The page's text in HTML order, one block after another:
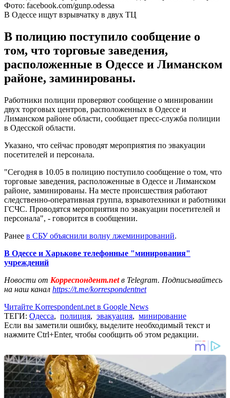
Фото: facebook.com/gunp.odessa
В Одессе ищут взрывчатку в двух ТЦ
В полицию поступило сообщение о
том, что торговые заведения,
расположенные в Одессе и Лиманском
районе, заминированы.
Работники полиции проверяют сообщение о минировании
двух торговых центров, расположенных в Одессе и
Лиманском районе области, сообщает пресс-служба полиции
в Одесской области.
Указано, что сейчас проводят мероприятия по эвакуации
посетителей и персонала.
"Сегодня в 10.05 в полицию поступило сообщение о том, что
торговые заведения, расположенные в Одессе и Лиманском
районе, заминированы. На месте происшествия работают
следственно-оперативная группа, взрывотехники и работники
ГСЧС. Проводятся мероприятия по эвакуации посетителей и
персонала", - говорится в сообщении.
Ранее в СБУ объяснили волну лжеминирований.
В Одессе и Харькове телефонные "минирования"
учреждений
Новости от Корреспондент.netв Telegram. Подписывайтесь
на наш канал https://t.me/korrespondentnet
Читайте Korrespondent.net в Google News
ТЕГИ: Одесса, полиция, эвакуация, минирование
Если вы заметили ошибку, выделите необходимый текст и
нажмите Ctrl+Enter, чтобы сообщить об этом редакции.